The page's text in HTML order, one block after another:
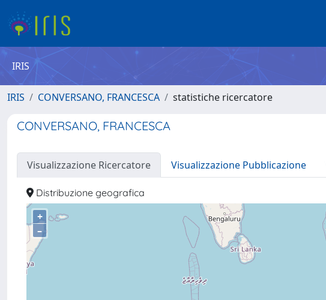
IRIS
IRIS CONVERSANO, FRANCESCA statistiche ricercatore
CONVERSANO, FRANCESCA
Visualizzazione Ricercatore Visualizzazione Pubblicazione
Distribuzione geografica
+
–